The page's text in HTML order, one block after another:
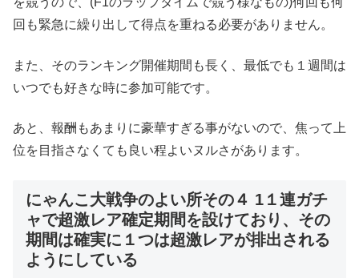
回も緊急に繰り出して得点を重ねる必要がありません。
また、そのランキング開催期間も長く、最低でも１週間は
いつでも好きな時に参加可能です。
あと、報酬もあまりに豪華すぎる事がないので、焦って上
位を目指さなくても良い程よいヌルさがあります。
にゃんこ大戦争のよい所その４ 1１連ガチ
ャで超激レア確定期間を設けており、その
期間は確実に１つは超激レアが排出される
ようにしている